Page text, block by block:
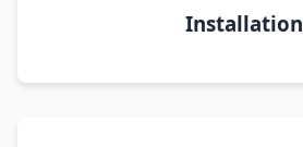
Installation